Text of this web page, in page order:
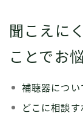
聞こえに
ことでお
補聴器につい
どこに相談